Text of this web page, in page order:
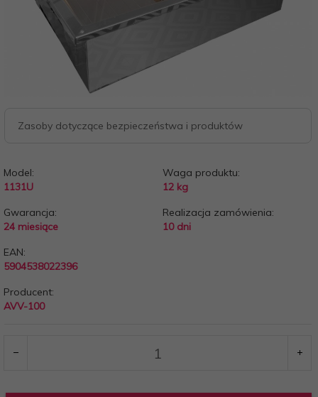
Zasoby dotyczące bezpieczeństwa i produktów
Model:
1131U
Waga produktu:
12 kg
Gwarancja:
24 miesiące
Realizacja zamówienia:
10 dni
EAN:
5904538022396
Producent:
AVV-100